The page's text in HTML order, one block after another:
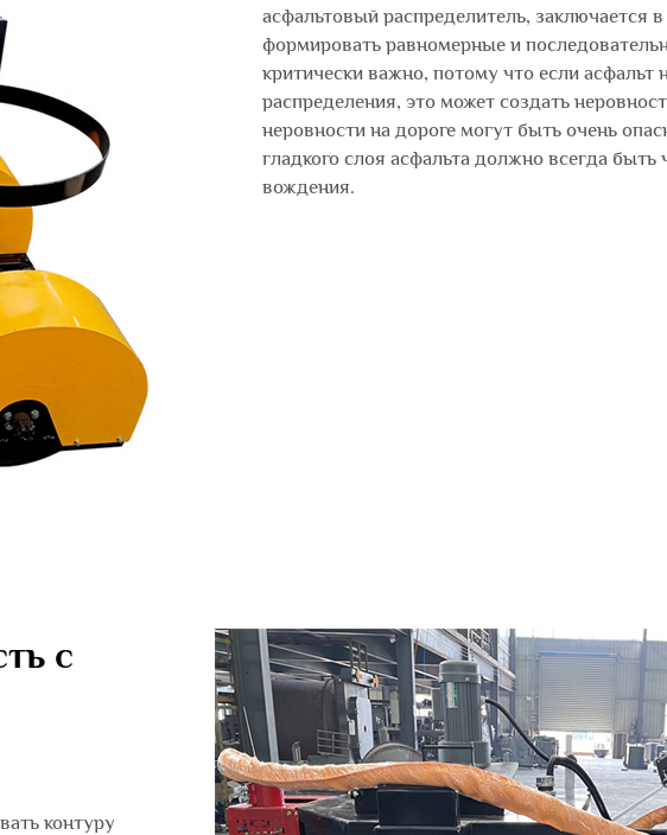
асфальтовый распределитель, заключается
формировать равномерные и
критически важно, потому что если асфальт
распределения, это может создать
неровности на дороге могут быть очень
гладкого слоя асфальта должно всегда
вождения.
с
контуру